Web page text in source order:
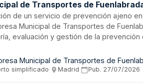
de Transportes de
de un servicio de prevención ajeno
Municipal de Transportes de
evaluación y gestión de la
Ejecutiva del Consejo de
de servicios especializados
Municipal de Transportes de
simplificado· Madrid· Pub. 27/07/2026